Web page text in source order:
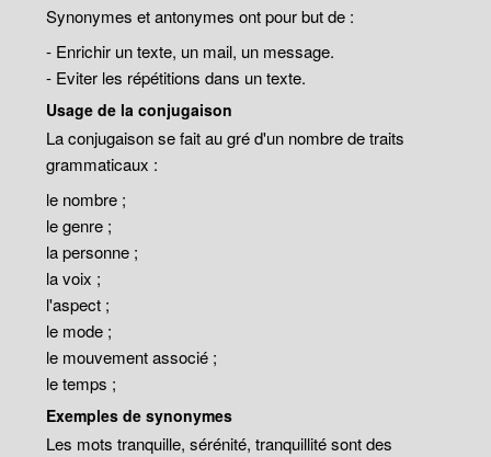
Synonymes et antonymes ont pour but de :
- Enrichir un texte, un mail, un message.
- Eviter les répétitions dans un texte.
Usage de la conjugaison
La conjugaison se fait au gré d'un nombre de traits
grammaticaux :
le nombre ;
le genre ;
la personne ;
la voix ;
l'aspect ;
le mode ;
le mouvement associé ;
le temps ;
Exemples de synonymes
Les mots tranquille, sérénité, tranquillité sont des